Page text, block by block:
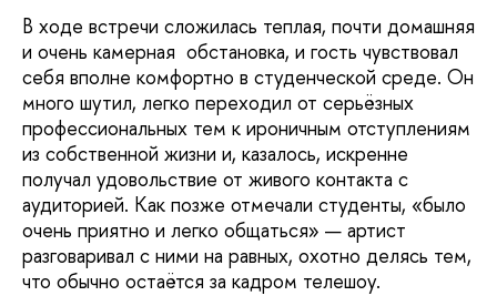
В ходе встречи сложилась теплая, почти домашняя
и очень камерная обстановка, и гость чувствовал
себя вполне комфортно в студенческой среде. Он
много шутил, легко переходил от серьёзных
профессиональных тем к ироничным отступлениям
из собственной жизни и, казалось, искренне
получал удовольствие от живого контакта с
аудиторией. Как позже отмечали студенты, «было
очень приятно и легко общаться» — артист
разговаривал с ними на равных, охотно делясь тем,
что обычно остаётся за кадром телешоу.